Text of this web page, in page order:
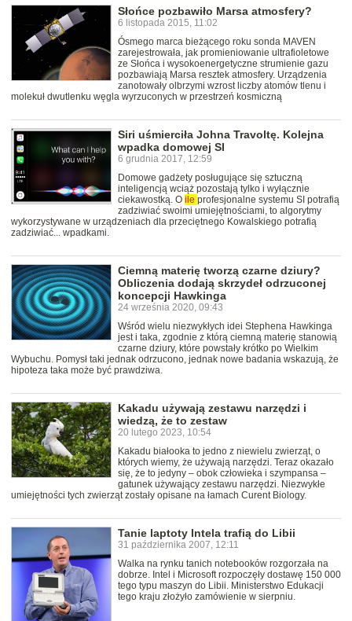
Słońce pozbawiło Marsa atmosfery?
6 listopada 2015, 11:02
Ósmego marca bieżącego roku sonda MAVEN
zarejestrowała, jak promieniowanie ultrafioletowe
ze Słońca i wysokoenergetyczne strumienie gazu
pozbawiają Marsa resztek atmosfery. Urządzenia
zanotowały olbrzymi wzrost liczby atomów tlenu i
molekuł dwutlenku węgla wyrzuconych w przestrzeń kosmiczną
Siri uśmierciła Johna Travoltę. Kolejna
wpadka domowej SI
6 grudnia 2017, 12:59
Domowe gadżety posługujące się sztuczną
inteligencją wciąż pozostają tylko i wyłącznie
ciekawostką. O ile profesjonalne systemu SI potrafią
zadziwiać swoimi umiejętnościami, to algorytmy
wykorzystywane w urządzeniach dla przeciętnego Kowalskiego potrafią
zadziwiać... wpadkami.
Ciemną materię tworzą czarne dziury?
Obliczenia dodają skrzydeł odrzuconej
koncepcji Hawkinga
24 września 2020, 09:43
Wśród wielu niezwykłych idei Stephena Hawkinga
jest i taka, zgodnie z którą ciemną materię stanowią
czarne dziury, które powstały krótko po Wielkim
Wybuchu. Pomysł taki jednak odrzucono, jednak nowe badania wskazują, że
hipoteza taka może być prawdziwa.
Kakadu używają zestawu narzędzi i
wiedzą, że to zestaw
20 lutego 2023, 10:54
Kakadu białooka to jedno z niewielu zwierząt, o
których wiemy, że używają narzędzi. Teraz okazało
się, że to jedyny – obok człowieka i szympansa –
gatunek używający zestawu narzędzi. Niezwykłe
umiejętności tych zwierząt zostały opisane na łamach Curent Biology.
Tanie laptoty Intela trafią do Libii
31 października 2007, 12:11
Walka na rynku tanich notebooków rozgorzała na
dobrze. Intel i Microsoft rozpoczęły dostawę 150 000
tego typu maszyn do Libii. Ministerstwo Edukacji
tego kraju złożyło zamówienie w sierpniu.